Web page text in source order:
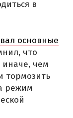
в
основные
что
чем
тормозить
режим